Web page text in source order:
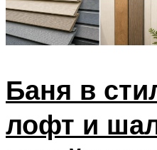
Баня в
лофт и